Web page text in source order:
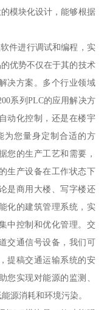
模块化设计，能够根据
件进行调试和编程，实
优势不仅在于其的技术
决方案。多个行业领域
系列PLC的应用解决方
动化控制，还是在楼宇
为您量身定制合适的方
您的生产工艺和需要，
生产设备在工作状态下
是商用大楼、写字楼还
化的建筑管理系统，实
中控制和优化管理。交
交通信号设备，我们可
提稿交通运输系统的安
您实现对能源的监测、
源消耗和环境污染。